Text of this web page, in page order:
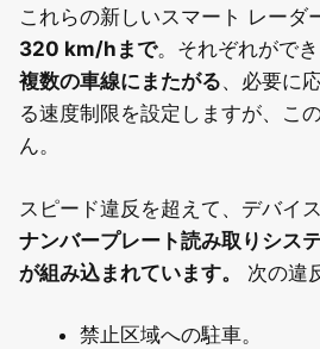
これらの新しいスマート レーダ
320 km/hまで。それぞれがで
複数の車線にまたがる、必要に
る速度制限を設定しますが、こ
ん。
スピード違反を超えて、デバイス
ナンバープレート読み取りシス
が組み込まれています。
次の違
禁止区域への駐車。